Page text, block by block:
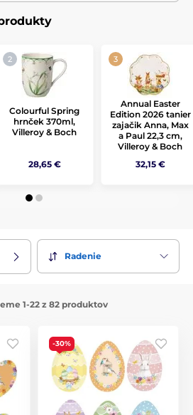
Colourful Spring
hrnček 370ml,
Villeroy & Boch
28,65 €
Annual Easter
Edition 2026 tanier
zajačik Anna, Max
a Paul 22,3 cm,
Villeroy & Boch
32,15 €
Radenie
1-22 z 82 produktov
-30%